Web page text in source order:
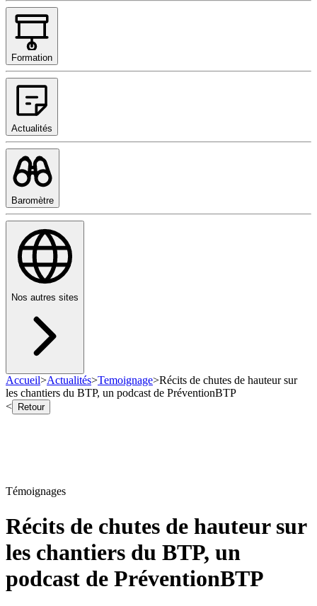
Formation
Actualités
Baromètre
Nos autres sites
Accueil>Actualités>Temoignage>Récits de chutes de hauteur sur
les chantiers du BTP, un podcast de PréventionBTP
<
Retour
Témoignages
Récits de chutes de hauteur sur
les chantiers du BTP, un
podcast de PréventionBTP